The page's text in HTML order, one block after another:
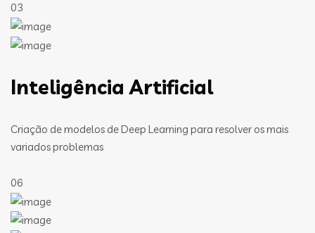
03
Inteligência Artificial
Criação de modelos de Deep Learning para resolver os mais
variados problemas
06